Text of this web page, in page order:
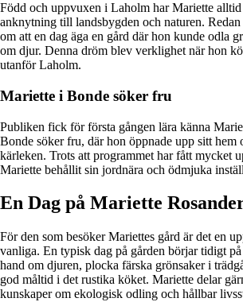
Född och uppvuxen i Laholm har Mariette alltid
anknytning till landsbygden och naturen.
om att en dag äga en gård där hon kunde odla
om djur. Denna dröm blev verklighet när hon
utanför Laholm.
Mariette i Bonde söker fru
Publiken fick för första gången lära känna
Bonde söker fru, där hon öppnade upp sitt hem
kärleken. Trots att programmet har fått mycket
Mariette behållit sin jordnära och ödmjuka
En Dag på Mariette
För den som besöker Mariettes gård är det en
vanliga. En typisk dag på gården börjar tidigt
hand om djuren, plocka färska grönsaker i
god måltid i det rustika köket. Mariette delar
kunskaper om ekologisk odling och hållbar